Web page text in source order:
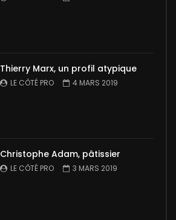
Thierry Marx, un profil atypique
LE CÔTÉ PRO 4 MARS 2019
Christophe Adam, pâtissier
LE CÔTÉ PRO 3 MARS 2019